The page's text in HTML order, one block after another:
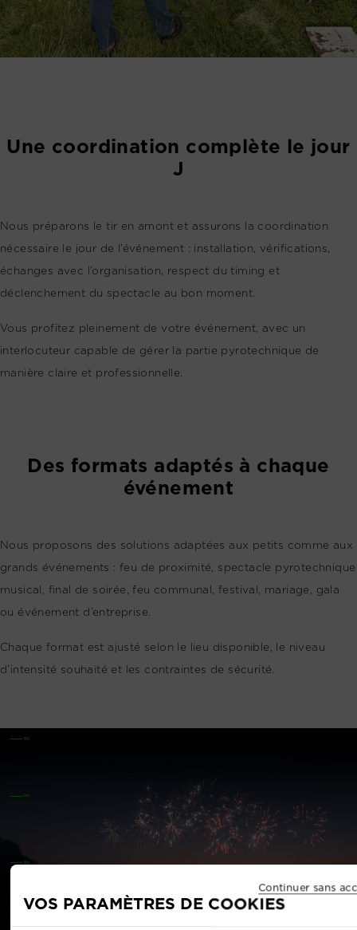
Une coordination complète le jour
J
Nous préparons le tir en amont et assurons la coordination
nécessaire le jour de l’événement : installation, vérifications,
échanges avec l’organisation, respect du timing et
déclenchement du spectacle au bon moment.
Vous profitez pleinement de votre événement, avec un
interlocuteur capable de gérer la partie pyrotechnique de
manière claire et professionnelle.
Des formats adaptés à chaque
événement
Nous proposons des solutions adaptées aux petits comme aux
grands événements : feu de proximité, spectacle pyrotechnique
musical, final de soirée, feu communal, festival, mariage, gala
ou événement d’entreprise.
Chaque format est ajusté selon le lieu disponible, le niveau
d’intensité souhaité et les contraintes de sécurité.
VOS PARAMÈTRES DE COOKIES
Continuer sans